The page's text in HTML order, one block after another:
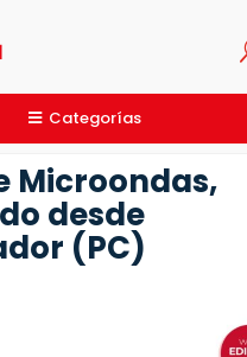
Categorías
Microondas,
desde
(PC)